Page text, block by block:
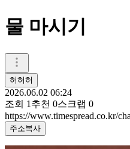
물 마시기
허허허
2026.06.02 06:24
조회 1 추천 0스크랩 0
https://www.timespread.co.kr/
주소복사